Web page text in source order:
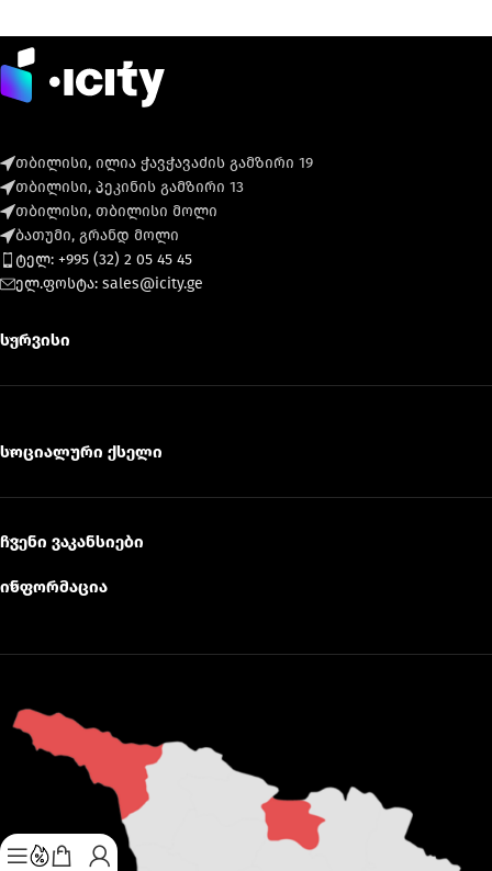
თბილისი, ილია ჭავჭავაძის გამზირი 19
თბილისი, პეკინის გამზირი 13
თბილისი, თბილისი მოლი
ბათუმი, გრანდ მოლი
ტელ: +995 (32) 2 05 45 45
ელ.ფოსტა: sales@icity.ge
სერვისი
სოციალური ქსელი
ჩვენი ვაკანსიები
ინფორმაცია